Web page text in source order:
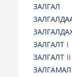
ЗАЛГАЛ
ЗАЛГАЛТ I
ЗАЛГАЛТ II
ЗАЛГАМАЛ